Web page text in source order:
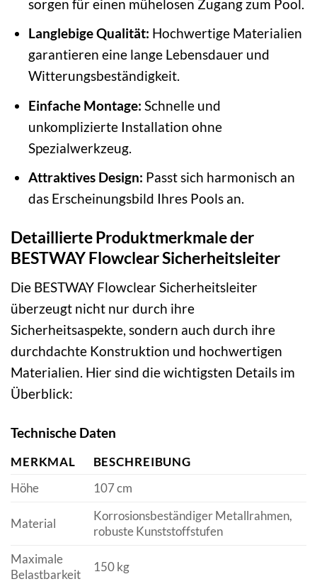
sorgen für einen mühelosen Zugang zum Pool.
Langlebige Qualität: Hochwertige Materialien
garantieren eine lange Lebensdauer und
Witterungsbeständigkeit.
Einfache Montage: Schnelle und
unkomplizierte Installation ohne
Spezialwerkzeug.
Attraktives Design: Passt sich harmonisch an
das Erscheinungsbild Ihres Pools an.
Detaillierte Produktmerkmale der
BESTWAY Flowclear Sicherheitsleiter
Die BESTWAY Flowclear Sicherheitsleiter
überzeugt nicht nur durch ihre
Sicherheitsaspekte, sondern auch durch ihre
durchdachte Konstruktion und hochwertigen
Materialien. Hier sind die wichtigsten Details im
Überblick:
Technische Daten
MERKMAL
BESCHREIBUNG
Höhe
107 cm
Material
Korrosionsbeständiger Metallrahmen,
robuste Kunststoffstufen
Maximale
Belastbarkeit
150 kg